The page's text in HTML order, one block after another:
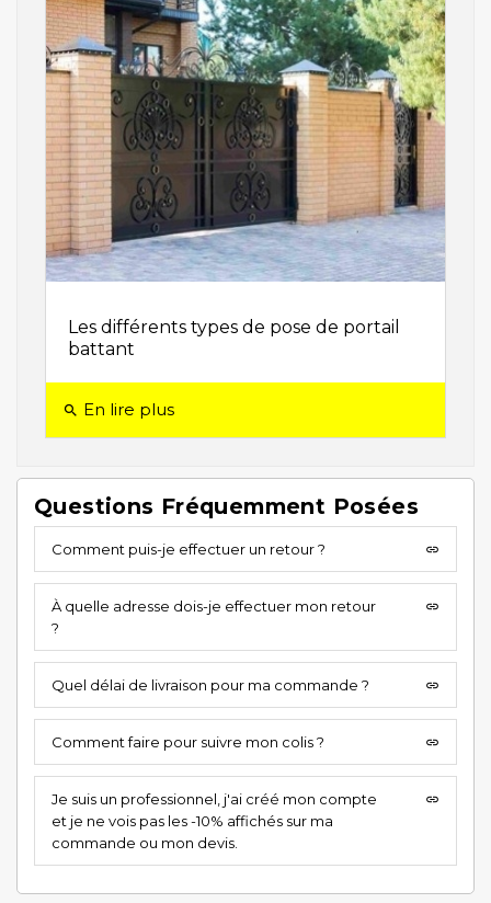
Les différents types de pose de portail
battant
search En lire plus
Questions Fréquemment Posées
Comment puis-je effectuer un retour ? insert_link
À quelle adresse dois-je effectuer mon retour
?
insert_link
Quel délai de livraison pour ma commande ? insert_link
Comment faire pour suivre mon colis ? insert_link
Je suis un professionnel, j'ai créé mon compte
et je ne vois pas les -10% affichés sur ma
commande ou mon devis.
insert_link